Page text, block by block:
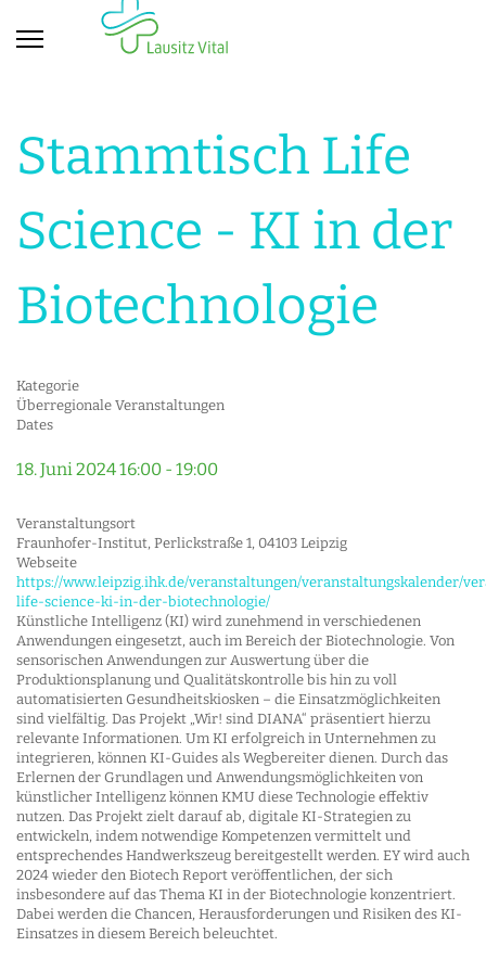
Stammtisch Life
Science - KI in der
Biotechnologie
Kategorie
Überregionale Veranstaltungen
Dates
18. Juni 202416:00 - 19:00
Veranstaltungsort
Fraunhofer-Institut, Perlickstraße 1, 04103 Leipzig
Webseite
https://www.leipzig.ihk.de/veranstaltungen/veranstaltungskalender/
life-science-ki-in-der-biotechnologie/
Künstliche Intelligenz (KI) wird zunehmend in verschiedenen
Anwendungen eingesetzt, auch im Bereich der Biotechnologie. Von
sensorischen Anwendungen zur Auswertung über die
Produktionsplanung und Qualitätskontrolle bis hin zu voll
automatisierten Gesundheitskiosken – die Einsatzmöglichkeiten
sind vielfältig. Das Projekt „Wir! sind DIANA“ präsentiert hierzu
relevante Informationen. Um KI erfolgreich in Unternehmen zu
integrieren, können KI-Guides als Wegbereiter dienen. Durch das
Erlernen der Grundlagen und Anwendungsmöglichkeiten von
künstlicher Intelligenz können KMU diese Technologie effektiv
nutzen. Das Projekt zielt darauf ab, digitale KI-Strategien zu
entwickeln, indem notwendige Kompetenzen vermittelt und
entsprechendes Handwerkszeug bereitgestellt werden. EY wird auch
2024 wieder den Biotech Report veröffentlichen, der sich
insbesondere auf das Thema KI in der Biotechnologie konzentriert.
Dabei werden die Chancen, Herausforderungen und Risiken des KI-
Einsatzes in diesem Bereich beleuchtet.